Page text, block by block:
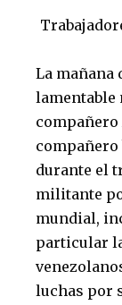
La mañana
compañero
durante el
militante
mundial,
particular
luchas por